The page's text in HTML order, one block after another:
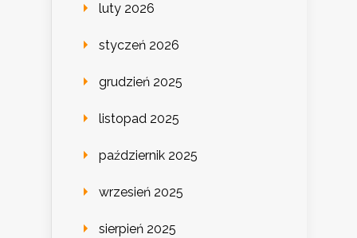
luty 2026
styczeń 2026
grudzień 2025
listopad 2025
październik 2025
wrzesień 2025
sierpień 2025